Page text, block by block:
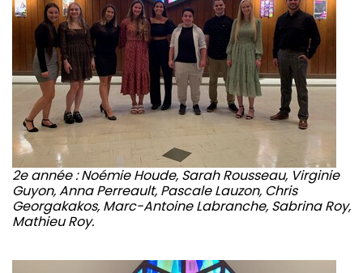
2e année : Noémie Houde, Sarah Rousseau, Virginie
Guyon, Anna Perreault, Pascale Lauzon, Chris
Georgakakos, Marc-Antoine Labranche, Sabrina Roy,
Mathieu Roy.